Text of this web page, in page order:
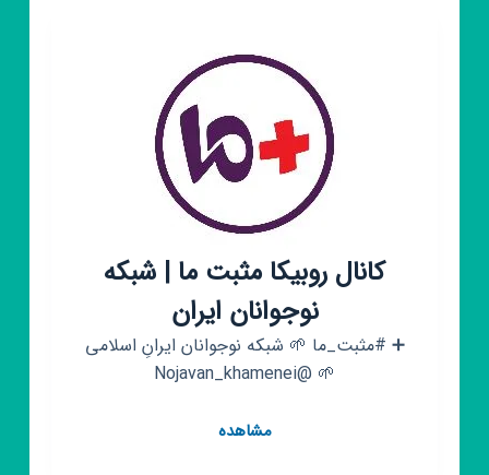
/
خوانندگی
کانال روبیکا مثبت ما | شبکه
نوجوانان ایران
➕ #مثبت_ما 🌱 شبکه نوجوانان ایرانِ اسلامی
🌱 @Nojavan_khamenei
مشاهدهکانال